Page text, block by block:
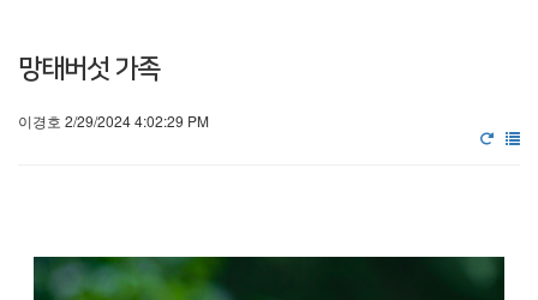
망태버섯 가족
이경호 2/29/2024 4:02:29 PM